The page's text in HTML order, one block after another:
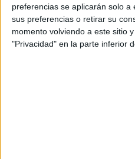
preferencias se aplicarán solo
sus preferencias o retirar su
momento volviendo a este sitio
"Privacidad" en la parte inferior
Términos y
Aceptolos Términos y